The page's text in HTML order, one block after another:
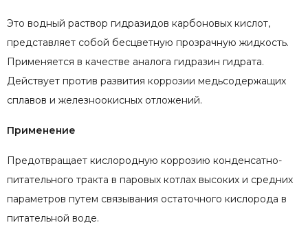
Это водный раствор гидразидов карбоновых кислот,
представляет собой бесцветную прозрачную жидкость.
Применяется в качестве аналога гидразин гидрата.
Действует против развития коррозии медьсодержащих
сплавов и железноокисных отложений.
Применение
Предотвращает кислородную коррозию конденсатно-
питательного тракта в паровых котлах высоких и средних
параметров путем связывания остаточного кислорода в
питательной воде.